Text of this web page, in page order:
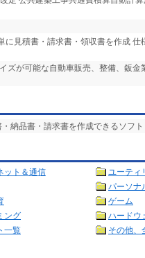
に見積書・請求書・領収書を作成 仕
ズが可能な自動車販売、整備、鈑金
納品書・請求書を作成できるソフト
ット＆通信
ユーティ
パーソナ
ゲーム
ング
ハードウ
一覧 その他、